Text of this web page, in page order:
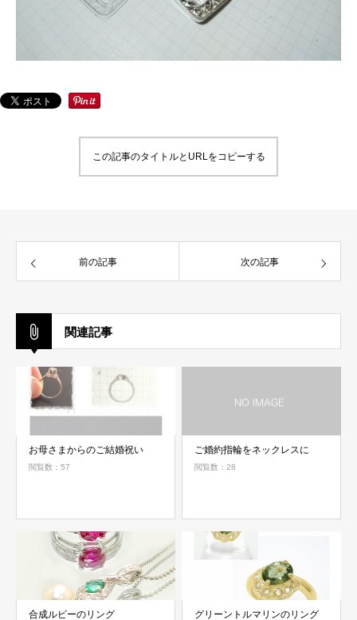
この記事のタイトルとURLをコピーする
前の記事 次の記事
関連記事
お母さまからのご結婚祝い
閲覧数：57
ご婚約指輪をネックレスに
閲覧数：28
合成ルビーのリング グリーントルマリンのリング